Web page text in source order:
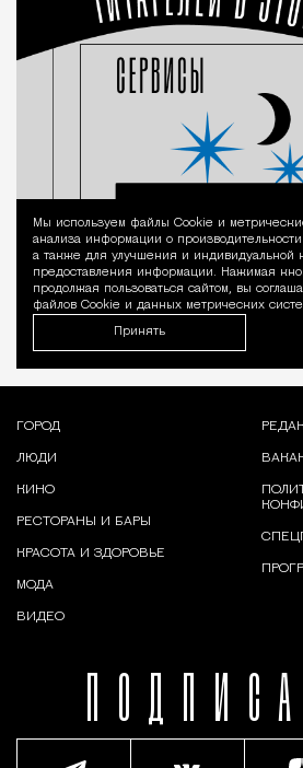
Мы используем файлы Сookie и
анализа информации о
а также для улучшения и индивидуальной
предоставления информации. Нажимая
продолжая пользоваться сайтом, вы
файлов Cookie и данных метрических
Принять
ГОРОД
ЛЮДИ
КИНО
РЕСТОРАНЫ И БАРЫ
КРАСОТА И ЗДОРОВЬЕ
МОДА
ВИДЕО